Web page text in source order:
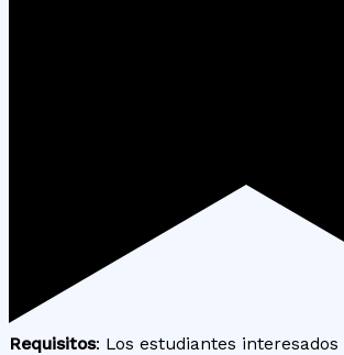
Requisitos: Los estudiantes